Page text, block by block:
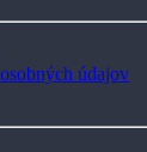
údajov